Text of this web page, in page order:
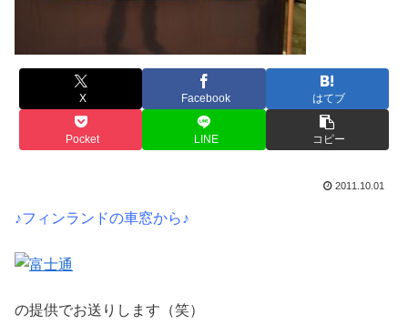
X Facebook はてブ
Pocket LINE コピー
2011.10.01
♪フィンランドの車窓から♪
の提供でお送りします（笑）